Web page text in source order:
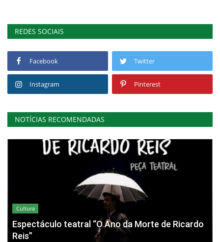
REDES SOCIAIS
Facebook Twitter
Instagram Pinterest
NOTÍCIAS RECOMENDADAS
Cultura
Espectáculo teatral “O Ano da Morte de Ricardo
Reis”